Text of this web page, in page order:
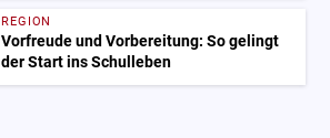
REGION
Vorfreude und Vorbereitung: So gelingt
der Start ins Schulleben